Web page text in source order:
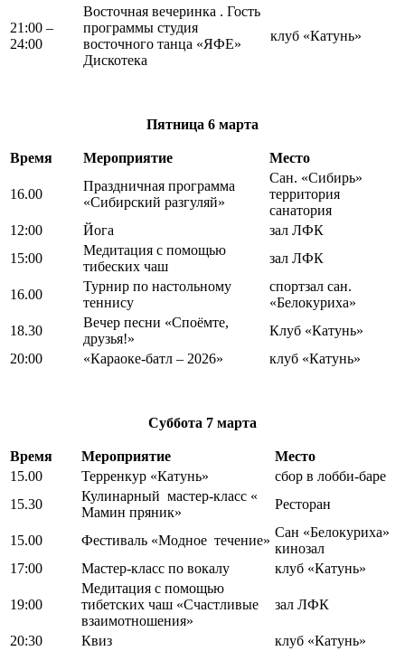
21:00 –
24:00
Восточная вечеринка . Гость
программы студия
восточного танца «ЯФЕ»
Дискотека
клуб «Катунь»
Пятница 6 марта
Время Мероприятие Место
16.00
Праздничная программа
«Сибирский разгуляй»
Сан. «Сибирь»
территория
санатория
12:00
Йога
зал ЛФК
15:00
Медитация с помощью
тибеских чаш
зал ЛФК
16.00
Турнир по настольному
теннису
спортзал сан.
«Белокуриха»
18.30
Вечер песни «Споёмте,
друзья!»
Клуб «Катунь»
20:00
«Караоке-батл – 2026» клуб «Катунь»
Суббота 7 марта
Время Мероприятие
Место
15.00
Терренкур «Катунь»
сбор в лобби-баре
15.30
Кулинарный мастер-класс «
Мамин пряник»
Ресторан
15.00 Фестиваль «Модное течение»
Сан «Белокуриха»
кинозал
17:00
Мастер-класс по вокалу клуб «Катунь»
19:00
Медитация с помощью
тибетских чаш «Счастливые
взаимотношения»
зал ЛФК
20:30 Квиз
клуб «Катунь»